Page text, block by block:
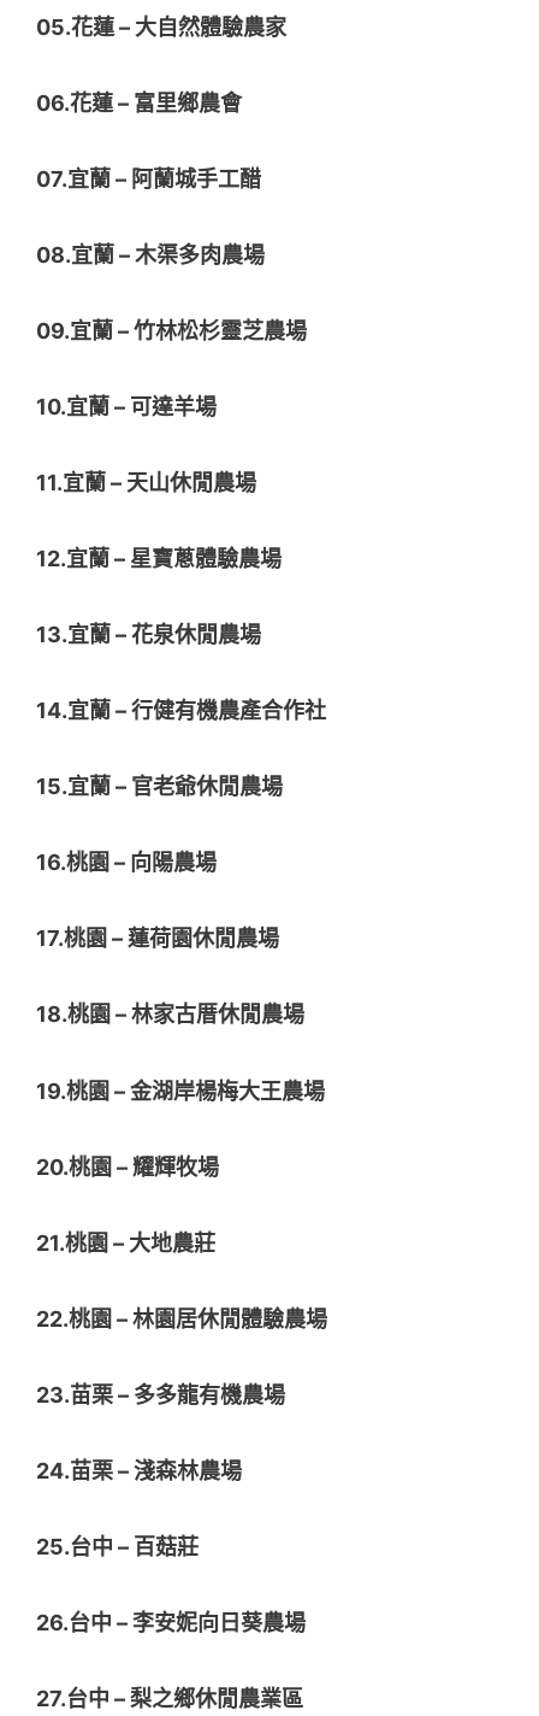
05.花蓮 – 大自然體驗農家
06.花蓮 – 富里鄉農會
07.宜蘭 – 阿蘭城手工醋
08.宜蘭 – 木渠多肉農場
09.宜蘭 – 竹林松杉靈芝農場
10.宜蘭 – 可達羊場
11.宜蘭 – 天山休閒農場
12.宜蘭 – 星寶蔥體驗農場
13.宜蘭 – 花泉休閒農場
14.宜蘭 – 行健有機農產合作社
15.宜蘭 – 官老爺休閒農場
16.桃園 – 向陽農場
17.桃園 – 蓮荷園休閒農場
18.桃園 – 林家古厝休閒農場
19.桃園 – 金湖岸楊梅大王農場
20.桃園 – 耀輝牧場
21.桃園 – 大地農莊
22.桃園 – 林園居休閒體驗農場
23.苗栗 – 多多龍有機農場
24.苗栗 – 淺森林農場
25.台中 – 百菇莊
26.台中 – 李安妮向日葵農場
27.台中 – 梨之鄉休閒農業區